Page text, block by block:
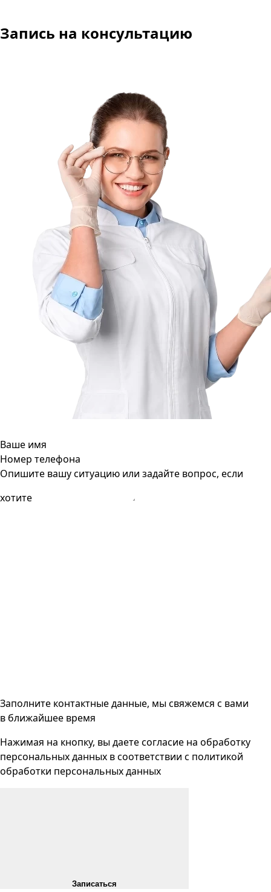
Запись на консультацию
Ваше имя
Номер телефона
Опишите вашу ситуацию или задайте вопрос, если
хотите
Заполните контактные данные, мы свяжемся с вами
в ближайшее время
Нажимая на кнопку, вы даете согласие на обработку
персональных данных в соответствии с политикой
обработки персональных данных
Записаться